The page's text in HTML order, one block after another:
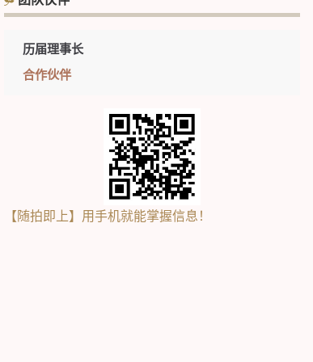
历届理事长
合作伙伴
【随拍即上】用手机就能掌握信息！